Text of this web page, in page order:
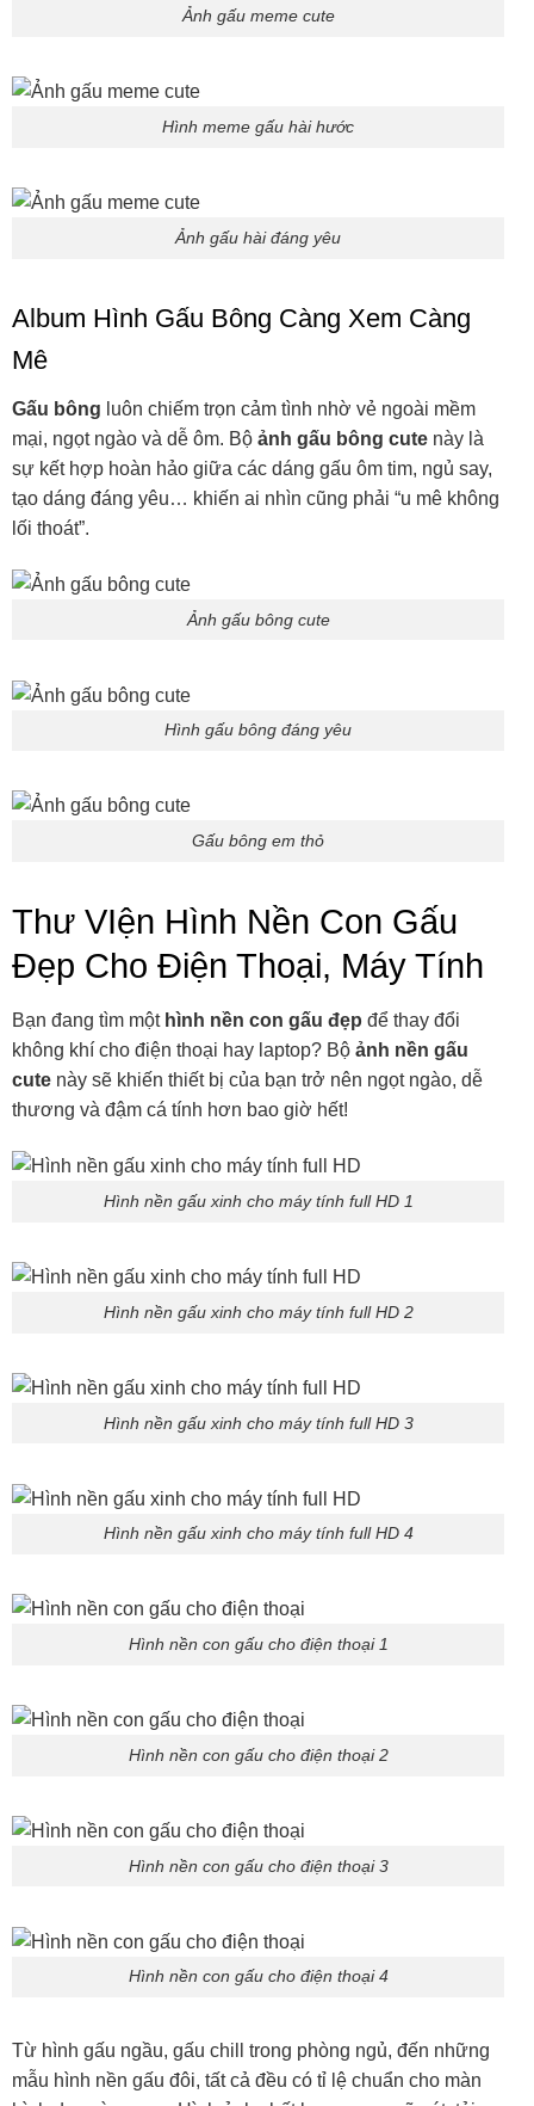
Ảnh gấu meme cute
Hình meme gấu hài hước
Ảnh gấu hài đáng yêu
Album Hình Gấu Bông Càng Xem Càng
Mê
Gấu bông luôn chiếm trọn cảm tình nhờ vẻ ngoài mềm
mại, ngọt ngào và dễ ôm. Bộ ảnh gấu bông cute này là
sự kết hợp hoàn hảo giữa các dáng gấu ôm tim, ngủ say,
tạo dáng đáng yêu… khiến ai nhìn cũng phải “u mê không
lối thoát”.
Ảnh gấu bông cute
Hình gấu bông đáng yêu
Gấu bông em thỏ
Thư VIện Hình Nền Con Gấu
Đẹp Cho Điện Thoại, Máy Tính
Bạn đang tìm một hình nền con gấu đẹp để thay đổi
không khí cho điện thoại hay laptop? Bộ ảnh nền gấu
cute này sẽ khiến thiết bị của bạn trở nên ngọt ngào, dễ
thương và đậm cá tính hơn bao giờ hết!
Hình nền gấu xinh cho máy tính full HD 1
Hình nền gấu xinh cho máy tính full HD 2
Hình nền gấu xinh cho máy tính full HD 3
Hình nền gấu xinh cho máy tính full HD 4
Hình nền con gấu cho điện thoại 1
Hình nền con gấu cho điện thoại 2
Hình nền con gấu cho điện thoại 3
Hình nền con gấu cho điện thoại 4
Từ hình gấu ngầu, gấu chill trong phòng ngủ, đến những
mẫu hình nền gấu đôi, tất cả đều có tỉ lệ chuẩn cho màn